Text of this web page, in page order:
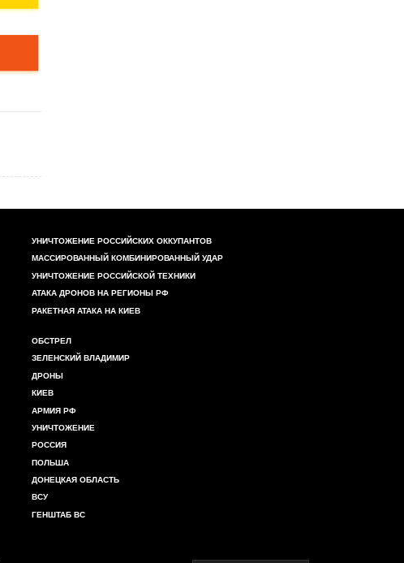
УНИЧТОЖЕНИЕ РОССИЙСКИХ ОККУПАНТОВ
МАССИРОВАННЫЙ КОМБИНИРОВАННЫЙ УДАР
УНИЧТОЖЕНИЕ РОССИЙСКОЙ ТЕХНИКИ
АТАКА ДРОНОВ НА РЕГИОНЫ РФ
РАКЕТНАЯ АТАКА НА КИЕВ
ОБСТРЕЛ
ЗЕЛЕНСКИЙ ВЛАДИМИР
ДРОНЫ
КИЕВ
АРМИЯ РФ
УНИЧТОЖЕНИЕ
РОССИЯ
ПОЛЬША
ДОНЕЦКАЯ ОБЛАСТЬ
ВСУ
ГЕНШТАБ ВС